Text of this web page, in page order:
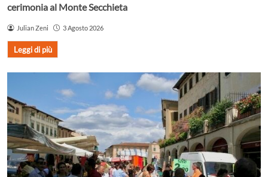
cerimonia al Monte Secchieta
Julian Zeni 3 Agosto 2026
Leggi di più